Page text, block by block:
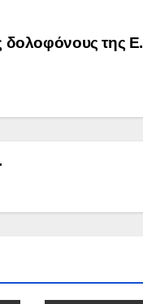
δολοφόνους της Ε.